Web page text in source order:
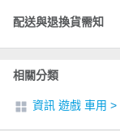
配送與退換貨需知
相關分類
資訊 遊戲 車用 >